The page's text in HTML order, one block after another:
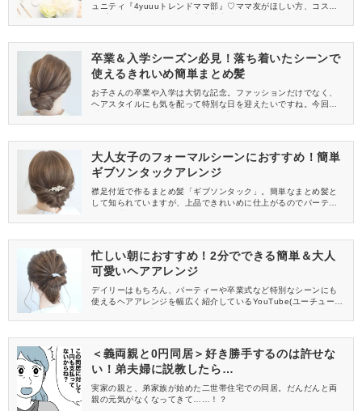
ュニティ『4yuuuトレンドママ部』♡ママ友がほしい方、コスメサ
信してくれる方を募集しています！
卒業＆入学シーズン必見！落ち着いたシーンで
使えるきれいめ簡単まとめ髪
お子さんの卒業や入学は大切な記念。ファッションだけでなく、
ヘアスタイルにも気を配って特別な日を迎えたいですね。今回はY
り、卒業式や入学式にピッタリな簡単ヘアアレンジをご紹介しま
大人女子のフォーマルシーンにおすすめ！簡単
ギブソンタックアレンジ
襟足付近で作るまとめ髪「ギブソンタック」。簡単なまとめ髪と
して知られていますが、上品できれいめに仕上がるのでパーティ
e(ユーチューブ)チャンネル「hair works &SOL」より、簡単にで
忙しい朝におすすめ！2分でできる簡単＆大人
可愛いヘアアレンジ
デイリーはもちろん、パーティーや卒業式など特別なシーンにも
使えるヘアアレンジを幅広く紹介しているYouTube(ユーチュー
中から、デイリーに使える時短ヘアアレンジをご紹介します。忙
＜義両親と0円同居＞好き勝手するのは許せな
い！弟夫婦に説教したら…
実家の親と、弟家族が始めた二世帯住宅での同居。だんだんと両
親の元気がなくなってきて……！？